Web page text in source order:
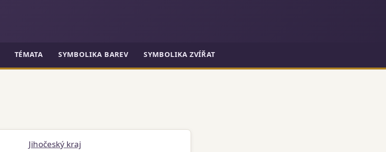
TÉMATA SYMBOLIKA BAREV SYMBOLIKA ZVÍŘAT
Jihočeský kraj